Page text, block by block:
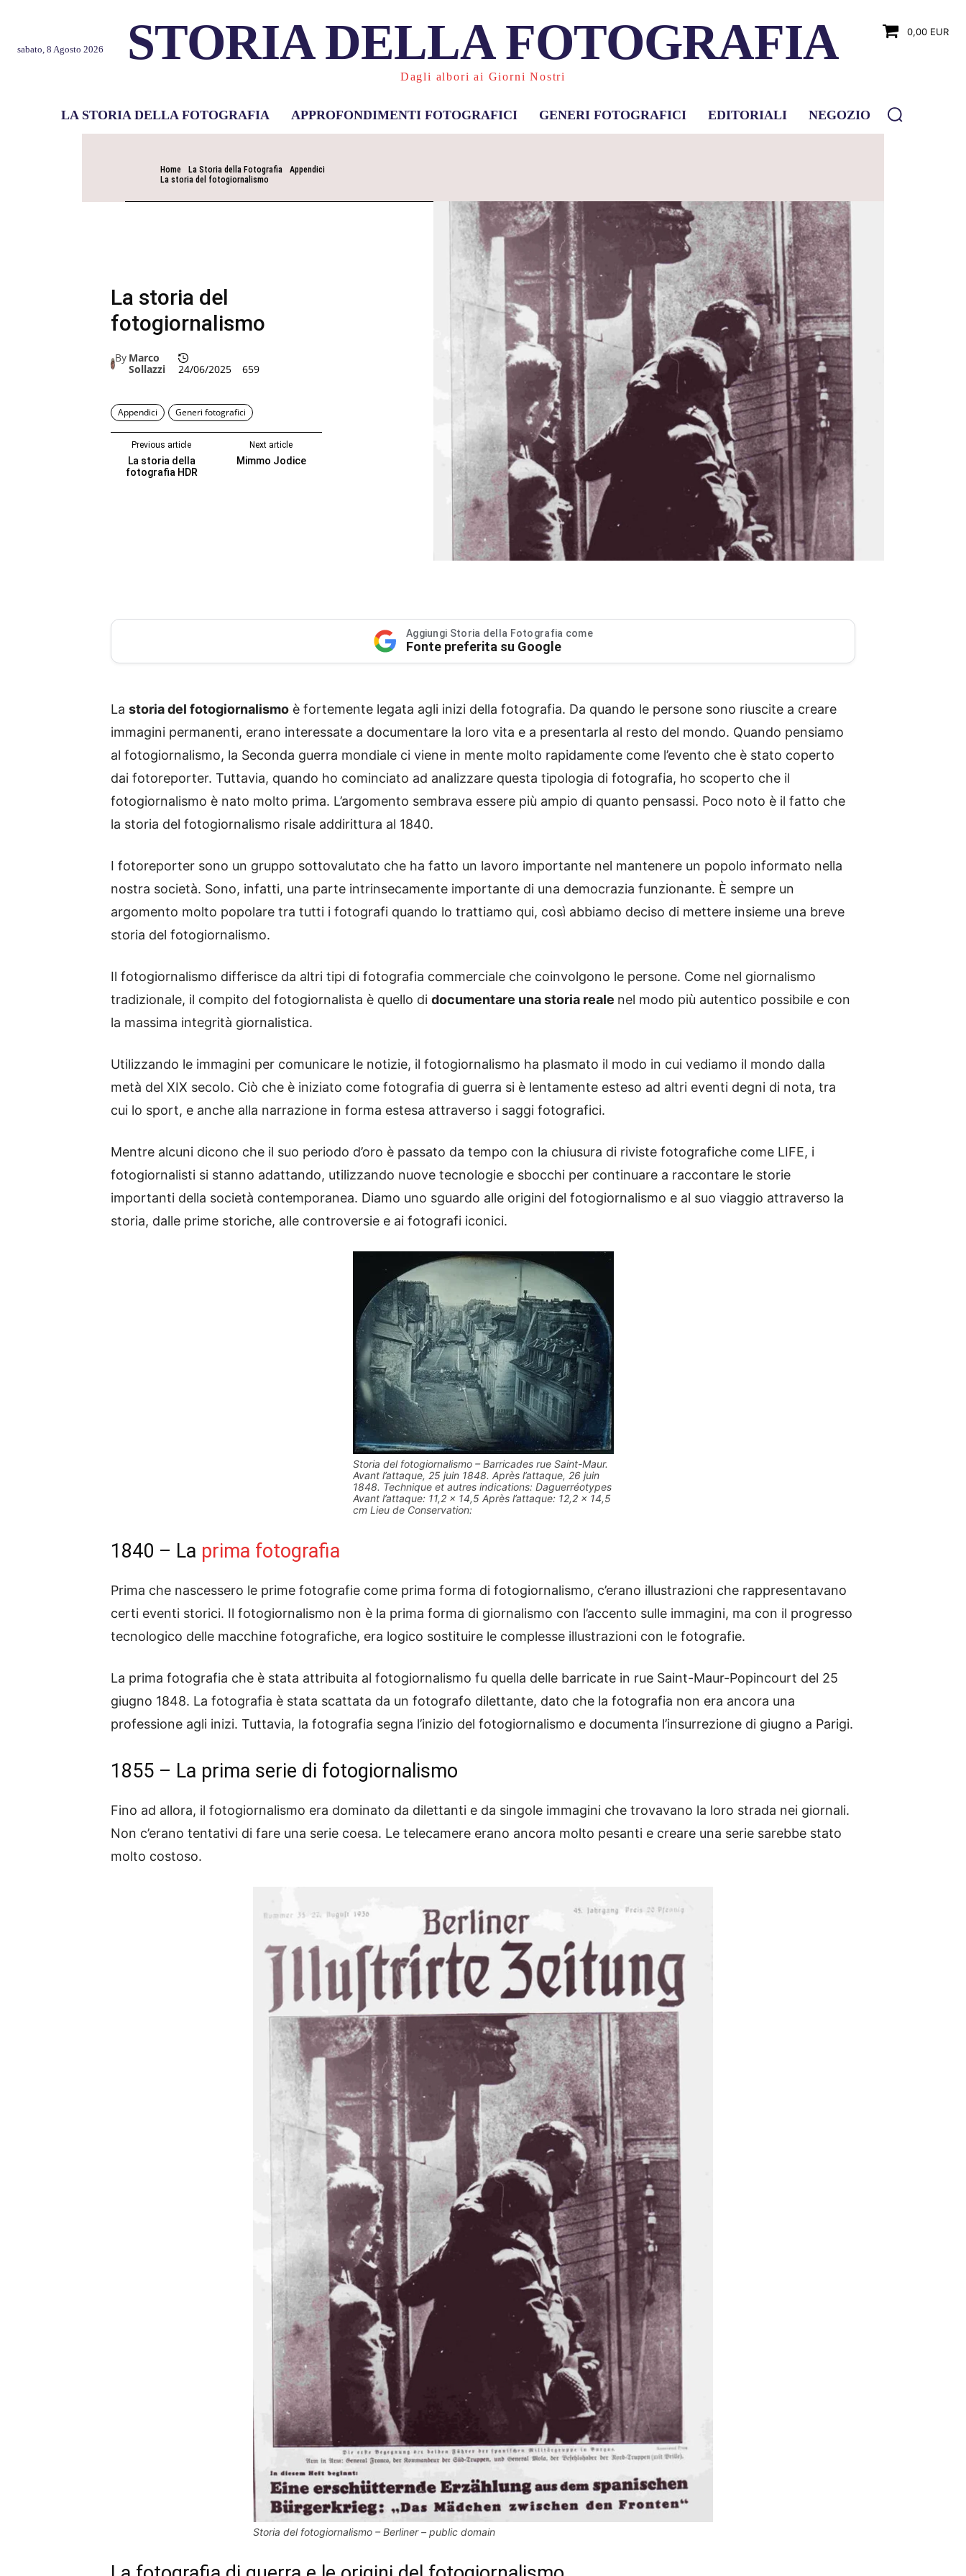
sabato, 8 Agosto 2026 STORIA DELLA FOTOGRAFIA
Dagli albori ai Giorni Nostri
0,00 EUR
LA STORIA DELLA FOTOGRAFIA APPROFONDIMENTI FOTOGRAFICI GENERI FOTOGRAFICI EDITORIALI NEGOZIO
Home La Storia della Fotografia
Appendici
La storia del fotogiornalismo
La storia del
fotogiornalismo
By Marco
Sollazzi
24/06/2025 659
Appendici Generi fotografici
Previous article
La storia della
fotografia HDR
Next article
Mimmo Jodice
Aggiungi Storia della Fotografia come
Fonte preferita su Google
La storia del fotogiornalismo è fortemente legata agli inizi della fotografia. Da quando le persone sono riuscite a creare
immagini permanenti, erano interessate a documentare la loro vita e a presentarla al resto del mondo. Quando pensiamo
al fotogiornalismo, la Seconda guerra mondiale ci viene in mente molto rapidamente come l’evento che è stato coperto
dai fotoreporter. Tuttavia, quando ho cominciato ad analizzare questa tipologia di fotografia, ho scoperto che il
fotogiornalismo è nato molto prima. L’argomento sembrava essere più ampio di quanto pensassi. Poco noto è il fatto che
la storia del fotogiornalismo risale addirittura al 1840.
I fotoreporter sono un gruppo sottovalutato che ha fatto un lavoro importante nel mantenere un popolo informato nella
nostra società. Sono, infatti, una parte intrinsecamente importante di una democrazia funzionante. È sempre un
argomento molto popolare tra tutti i fotografi quando lo trattiamo qui, così abbiamo deciso di mettere insieme una breve
storia del fotogiornalismo.
Il fotogiornalismo differisce da altri tipi di fotografia commerciale che coinvolgono le persone. Come nel giornalismo
tradizionale, il compito del fotogiornalista è quello di documentare una storia reale nel modo più autentico possibile e con
la massima integrità giornalistica.
Utilizzando le immagini per comunicare le notizie, il fotogiornalismo ha plasmato il modo in cui vediamo il mondo dalla
metà del XIX secolo. Ciò che è iniziato come fotografia di guerra si è lentamente esteso ad altri eventi degni di nota, tra
cui lo sport, e anche alla narrazione in forma estesa attraverso i saggi fotografici.
Mentre alcuni dicono che il suo periodo d’oro è passato da tempo con la chiusura di riviste fotografiche come LIFE, i
fotogiornalisti si stanno adattando, utilizzando nuove tecnologie e sbocchi per continuare a raccontare le storie
importanti della società contemporanea. Diamo uno sguardo alle origini del fotogiornalismo e al suo viaggio attraverso la
storia, dalle prime storiche, alle controversie e ai fotografi iconici.
Storia del fotogiornalismo – Barricades rue Saint-Maur.
Avant l’attaque, 25 juin 1848. Après l’attaque, 26 juin
1848. Technique et autres indications: Daguerréotypes
Avant l’attaque: 11,2 x 14,5 Après l’attaque: 12,2 x 14,5
cm Lieu de Conservation:
1840 – La prima fotografia
Prima che nascessero le prime fotografie come prima forma di fotogiornalismo, c’erano illustrazioni che rappresentavano
certi eventi storici. Il fotogiornalismo non è la prima forma di giornalismo con l’accento sulle immagini, ma con il progresso
tecnologico delle macchine fotografiche, era logico sostituire le complesse illustrazioni con le fotografie.
La prima fotografia che è stata attribuita al fotogiornalismo fu quella delle barricate in rue Saint-Maur-Popincourt del 25
giugno 1848. La fotografia è stata scattata da un fotografo dilettante, dato che la fotografia non era ancora una
professione agli inizi. Tuttavia, la fotografia segna l’inizio del fotogiornalismo e documenta l’insurrezione di giugno a Parigi.
1855 – La prima serie di fotogiornalismo
Fino ad allora, il fotogiornalismo era dominato da dilettanti e da singole immagini che trovavano la loro strada nei giornali.
Non c’erano tentativi di fare una serie coesa. Le telecamere erano ancora molto pesanti e creare una serie sarebbe stato
molto costoso.
Storia del fotogiornalismo – Berliner – public domain